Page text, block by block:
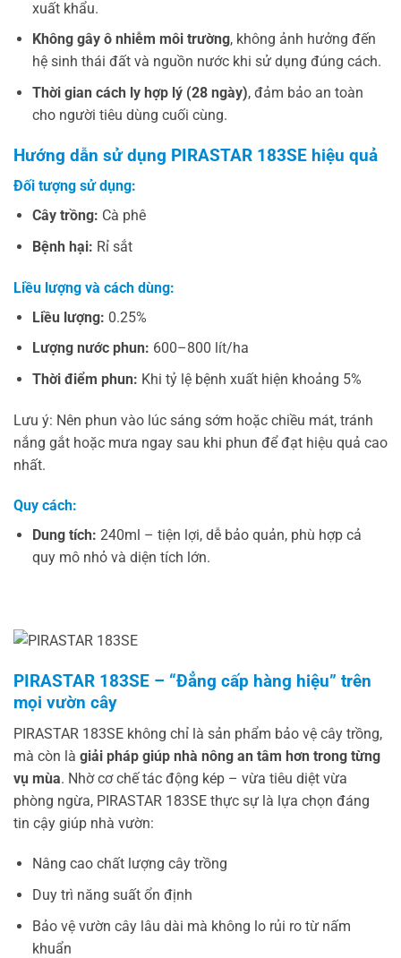
xuất khẩu.
Không gây ô nhiễm môi trường, không ảnh hưởng đến
hệ sinh thái đất và nguồn nước khi sử dụng đúng cách.
Thời gian cách ly hợp lý (28 ngày), đảm bảo an toàn
cho người tiêu dùng cuối cùng.
Hướng dẫn sử dụng PIRASTAR 183SE hiệu quả
Đối tượng sử dụng:
Cây trồng: Cà phê
Bệnh hại: Rỉ sắt
Liều lượng và cách dùng:
Liều lượng: 0.25%
Lượng nước phun: 600–800 lít/ha
Thời điểm phun: Khi tỷ lệ bệnh xuất hiện khoảng 5%
Lưu ý: Nên phun vào lúc sáng sớm hoặc chiều mát, tránh
nắng gắt hoặc mưa ngay sau khi phun để đạt hiệu quả cao
nhất.
Quy cách:
Dung tích: 240ml – tiện lợi, dễ bảo quản, phù hợp cả
quy mô nhỏ và diện tích lớn.
PIRASTAR 183SE – “Đẳng cấp hàng hiệu” trên
mọi vườn cây
PIRASTAR 183SE không chỉ là sản phẩm bảo vệ cây trồng,
mà còn là giải pháp giúp nhà nông an tâm hơn trong từng
vụ mùa. Nhờ cơ chế tác động kép – vừa tiêu diệt vừa
phòng ngừa, PIRASTAR 183SE thực sự là lựa chọn đáng
tin cậy giúp nhà vườn:
Nâng cao chất lượng cây trồng
Duy trì năng suất ổn định
Bảo vệ vườn cây lâu dài mà không lo rủi ro từ nấm
khuẩn